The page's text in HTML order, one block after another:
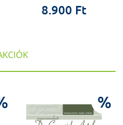
8.900 Ft
%